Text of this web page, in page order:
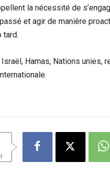
la nécessité de
et agir de manière
tard.
Hamas, Nations unies,